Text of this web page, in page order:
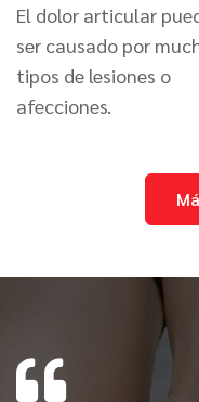
El dolor articular
ser causado por
tipos de lesiones o
afecciones.